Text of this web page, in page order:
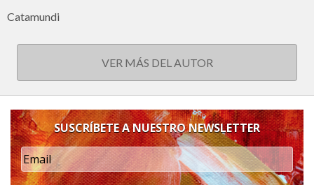
Catamundi
VER MÁS DEL AUTOR
SUSCRÍBETE A NUESTRO NEWSLETTER